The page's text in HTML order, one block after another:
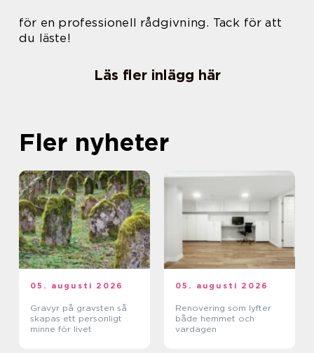
för en professionell rådgivning. Tack för att
du läste!
Läs fler inlägg här
Fler nyheter
05. augusti 2026
Gravyr på gravsten så
skapas ett personligt
minne för livet
05. augusti 2026
Renovering som lyfter
både hemmet och
vardagen